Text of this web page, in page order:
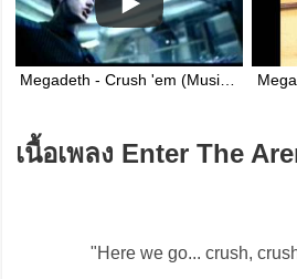
Megadeth - Crush 'em (Music Video)
เนื้อเพลง Enter The
"Here we go... crush,